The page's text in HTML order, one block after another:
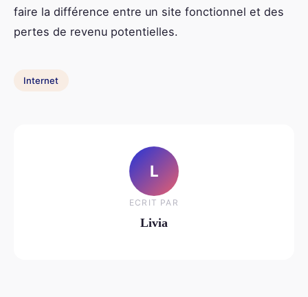
faire la différence entre un site fonctionnel et des
pertes de revenu potentielles.
Internet
L
ECRIT PAR
Livia